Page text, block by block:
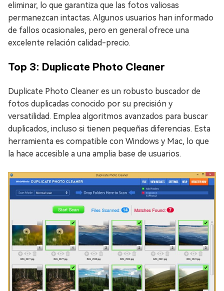
eliminar, lo que garantiza que las fotos valiosas
permanezcan intactas. Algunos usuarios han informado
de fallos ocasionales, pero en general ofrece una
excelente relación calidad-precio.
Top 3: Duplicate Photo Cleaner
Duplicate Photo Cleaner es un robusto buscador de
fotos duplicadas conocido por su precisión y
versatilidad. Emplea algoritmos avanzados para buscar
duplicados, incluso si tienen pequeñas diferencias. Esta
herramienta es compatible con Windows y Mac, lo que
la hace accesible a una amplia base de usuarios.